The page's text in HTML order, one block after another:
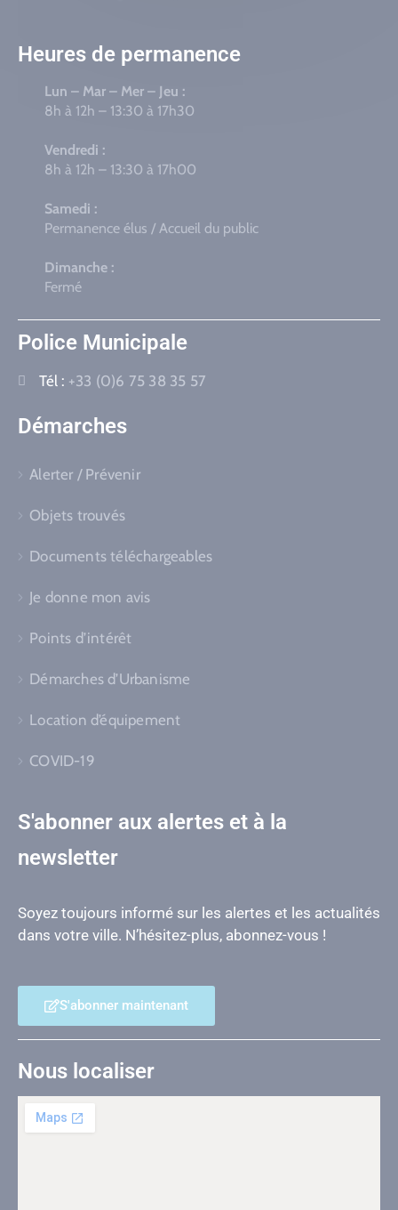
Heures de permanence
Lun – Mar – Mer – Jeu :
8h à 12h – 13:30 à 17h30
Vendredi :
8h à 12h – 13:30 à 17h00
Samedi :
Permanence élus / Accueil du public
Dimanche :
Fermé
Police Municipale
Tél : +33 (0)6 75 38 35 57
Démarches
Alerter / Prévenir
Objets trouvés
Documents téléchargeables
Je donne mon avis
Points d’intérêt
Démarches d’Urbanisme
Location d’équipement
COVID-19
S'abonner aux alertes et à la
newsletter
Soyez toujours informé sur les alertes et les actualités
dans votre ville. N’hésitez-plus, abonnez-vous !
S'abonner maintenant
Nous localiser